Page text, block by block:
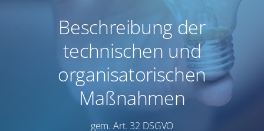
Beschreibung der
technischen und
organisatorischen
Maßnahmen
gem. Art. 32 DSGVO